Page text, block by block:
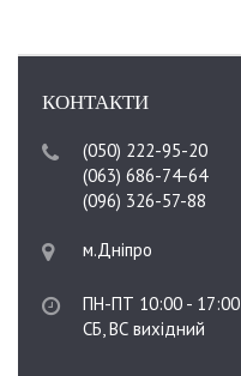
КОНТАКТИ
(050) 222-95-20
(063) 686-74-64
(096) 326-57-88
м.Дніпро
ПН-ПТ 10:00 - 17:00
СБ, ВС вихідний